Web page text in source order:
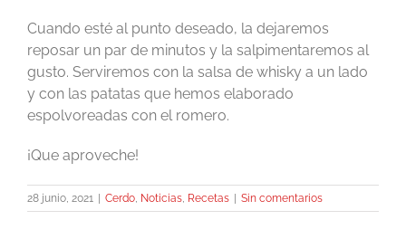
Cuando esté al punto deseado, la dejaremos
reposar un par de minutos y la salpimentaremos al
gusto. Serviremos con la salsa de whisky a un lado
y con las patatas que hemos elaborado
espolvoreadas con el romero.
¡Que aproveche!
28 junio, 2021 | Cerdo Noticias Recetas | Sin comentarios